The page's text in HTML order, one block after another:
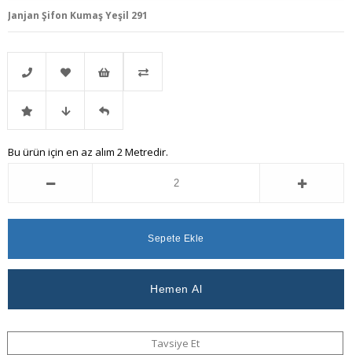
Janjan Şifon Kumaş Yeşil 291
Telefonla
Sipariş
Favorilere
Ekle
İstek
Listeme
İndirimli Fiyat
Ver
Gelince
Bu ürün için en az alım 2 Metredir.
Tavsiye Et